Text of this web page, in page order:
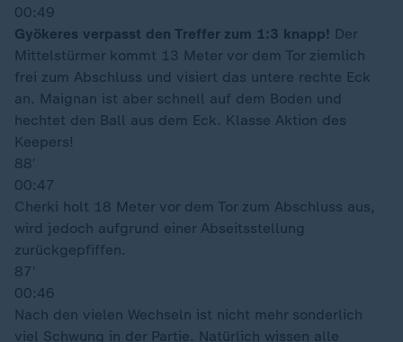
00:49
Gyökeres verpasst den Treffer zum 1:3 knapp! Der
Mittelstürmer kommt 13 Meter vor dem Tor ziemlich
frei zum Abschluss und visiert das untere rechte Eck
an. Maignan ist aber schnell auf dem Boden und
hechtet den Ball aus dem Eck. Klasse Aktion des
Keepers!
88′
00:47
Cherki holt 18 Meter vor dem Tor zum Abschluss aus,
wird jedoch aufgrund einer Abseitsstellung
zurückgepfiffen.
87′
00:46
Nach den vielen Wechseln ist nicht mehr sonderlich
viel Schwung in der Partie. Natürlich wissen alle